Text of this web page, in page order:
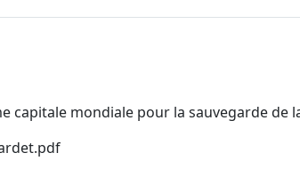
capitale mondiale pour la sauvegarde de